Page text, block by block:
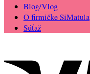
Blog/Vlog
O firmičke SiMatula
Súťaž